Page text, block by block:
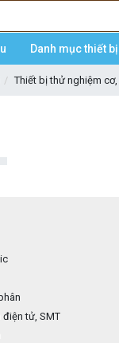
Danh mục thiết bị
Thiết bị thử nghiệm cơ,
điện tử, SMT